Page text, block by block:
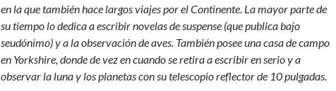
en la que también hace largos viajes por el Continente. La mayor parte de
su tiempo lo dedica a escribir novelas de suspense (que publica bajo
seudónimo) y a la observación de aves. También posee una casa de campo
en Yorkshire, donde de vez en cuando se retira a escribir en serio y a
observar la luna y los planetas con su telescopio reflector de 10 pulgadas.